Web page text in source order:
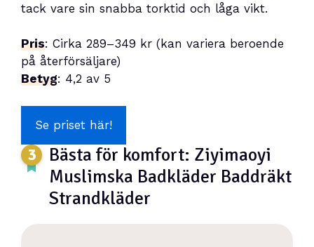
tack vare sin snabba torktid och låga vikt.
Pris: Cirka 289–349 kr (kan variera beroende
på återförsäljare)
Betyg: 4,2 av 5
Se priset här!
Bästa för komfort: Ziyimaoyi
Muslimska Badkläder Baddräkt
Strandkläder